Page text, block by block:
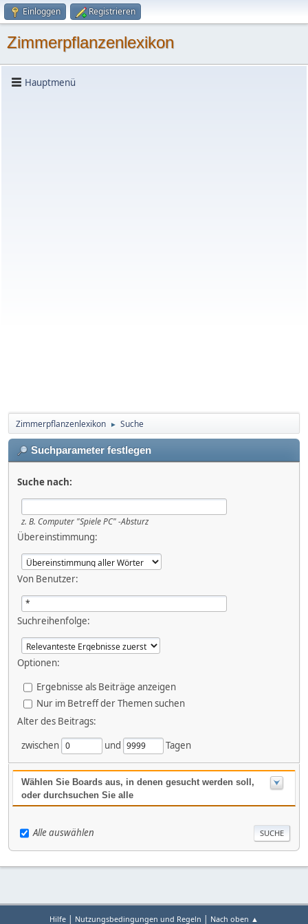
Einloggen Registrieren
Zimmerpflanzenlexikon
Hauptmenü
Zimmerpflanzenlexikon ► Suche
Suchparameter festlegen
Suche nach:
z. B. Computer "Spiele PC" -Absturz
Übereinstimmung:
Von Benutzer:
Suchreihenfolge:
Optionen:
Ergebnisse als Beiträge anzeigen
Nur im Betreff der Themen suchen
Alter des Beitrags:
zwischen
und Tagen
Wählen Sie Boards aus, in denen gesucht werden soll,
oder durchsuchen Sie alle
Alle auswählen
Hilfe | Nutzungsbedingungen und Regeln | Nach oben ▲